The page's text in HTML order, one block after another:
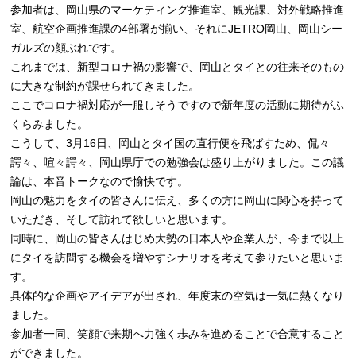
参加者は、岡山県のマーケティング推進室、観光課、対外戦略推進
室、航空企画推進課の4部署が揃い、それにJETRO岡山、岡山シー
ガルズの顔ぶれです。
これまでは、新型コロナ禍の影響で、岡山とタイとの往来そのもの
に大きな制約が課せられてきました。
ここでコロナ禍対応が一服しそうですので新年度の活動に期待がふ
くらみました。
こうして、3月16日、岡山とタイ国の直行便を飛ばすため、侃々
諤々、喧々諤々、岡山県庁での勉強会は盛り上がりました。この議
論は、本音トークなので愉快です。
岡山の魅力をタイの皆さんに伝え、多くの方に岡山に関心を持って
いただき、そして訪れて欲しいと思います。
同時に、岡山の皆さんはじめ大勢の日本人や企業人が、今まで以上
にタイを訪問する機会を増やすシナリオを考えて参りたいと思いま
す。
具体的な企画やアイデアが出され、年度末の空気は一気に熱くなり
ました。
参加者一同、笑顔で来期へ力強く歩みを進めることで合意すること
ができました。